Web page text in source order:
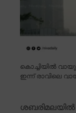
കൊച്ചിയിൽ
ഇന്ന് രാവിലെ
ശബരിമലയിൽ